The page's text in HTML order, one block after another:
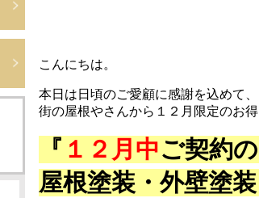
こんにちは。
本日は日頃のご愛顧に感謝を込めて、
街の屋根やさんから１２月限定のお
『 １２月中ご契約
屋根塗装・外壁塗